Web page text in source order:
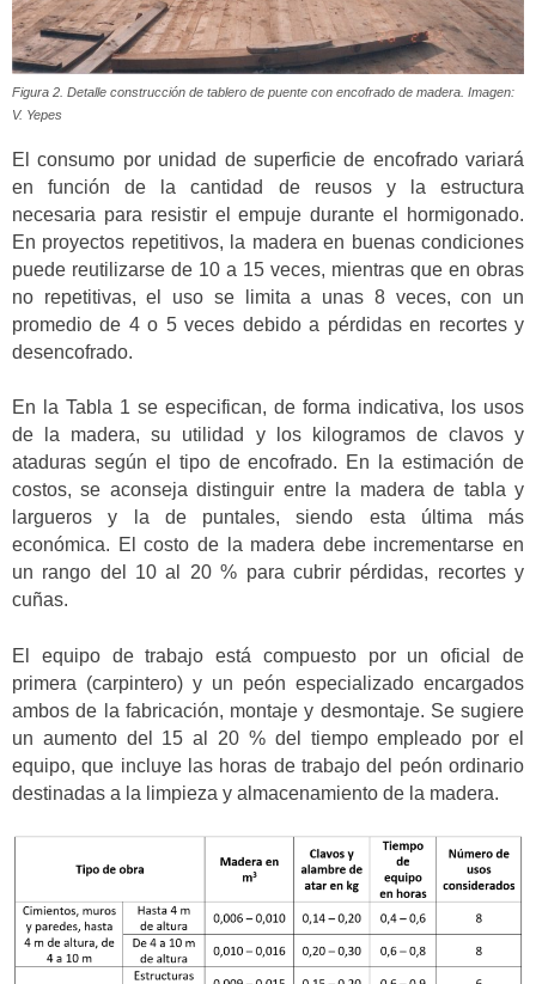
Figura 2. Detalle construcción de tablero de puente con encofrado de madera. Imagen:
V. Yepes
El consumo por unidad de superficie de encofrado variará
en función de la cantidad de reusos y la estructura
necesaria para resistir el empuje durante el hormigonado.
En proyectos repetitivos, la madera en buenas condiciones
puede reutilizarse de 10 a 15 veces, mientras que en obras
no repetitivas, el uso se limita a unas 8 veces, con un
promedio de 4 o 5 veces debido a pérdidas en recortes y
desencofrado.
En la Tabla 1 se especifican, de forma indicativa, los usos
de la madera, su utilidad y los kilogramos de clavos y
ataduras según el tipo de encofrado. En la estimación de
costos, se aconseja distinguir entre la madera de tabla y
largueros y la de puntales, siendo esta última más
económica. El costo de la madera debe incrementarse en
un rango del 10 al 20 % para cubrir pérdidas, recortes y
cuñas.
El equipo de trabajo está compuesto por un oficial de
primera (carpintero) y un peón especializado encargados
ambos de la fabricación, montaje y desmontaje. Se sugiere
un aumento del 15 al 20 % del tiempo empleado por el
equipo, que incluye las horas de trabajo del peón ordinario
destinadas a la limpieza y almacenamiento de la madera.